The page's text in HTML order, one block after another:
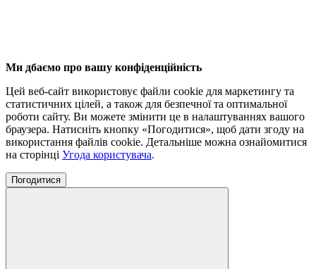
Ми дбаємо про вашу конфіденційність
Цей веб-сайт використовує файли cookie для маркетингу та
статистичних цілей, а також для безпечної та оптимальної
роботи сайту. Ви можете змінити це в налаштуваннях вашого
браузера. Натисніть кнопку «Погодитися», щоб дати згоду на
використання файлів cookie. Детальніше можна ознайомитися
на сторінці Угода користувача.
Погодитися